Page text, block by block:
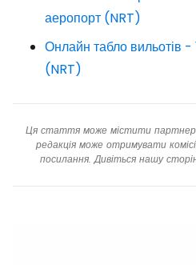
аеропорт (NRT)
Онлайн табло вильотів -
(NRT)
Ця стаття може містити
редакція може отримувати
посилання. Дивіться нашу